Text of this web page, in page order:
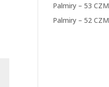
Palmiry – 53 CZM
Palmiry – 52 CZM